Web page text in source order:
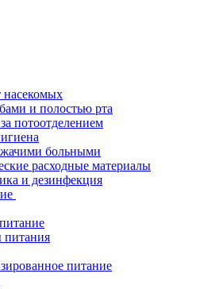
насекомых
и полостью рта
потоотделением
больными
расходные материалы
и дезинфекция
питание